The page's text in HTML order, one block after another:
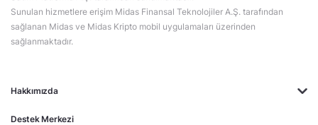
Hakkımızda
Destek Merkezi
Sunulan hizmetlere erişim Midas Finansal Teknolojiler A.Ş. tarafından
sağlanan Midas ve Midas Kripto mobil uygulamaları üzerinden
sağlanmaktadır.